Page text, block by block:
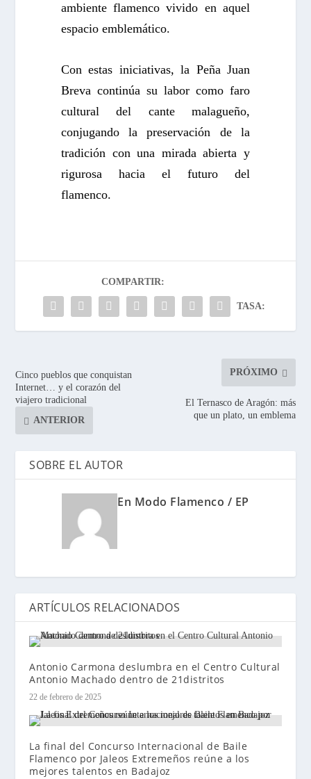
ambiente flamenco vivido en aquel
espacio emblemático.
Con estas iniciativas, la Peña Juan
Breva continúa su labor como faro
cultural del cante malagueño,
conjugando la preservación de la
tradición con una mirada abierta y
rigurosa hacia el futuro del
flamenco.
COMPARTIR:
TASA:
Cinco pueblos que conquistan
Internet… y el corazón del
viajero tradicional
ANTERIOR
PRÓXIMO
El Ternasco de Aragón: más
que un plato, un emblema
SOBRE EL AUTOR
En Modo Flamenco / EP
ARTÍCULOS RELACIONADOS
Antonio Carmona deslumbra en el Centro Cultural
Antonio Machado dentro de 21distritos
22 de febrero de 2025
La final del Concurso Internacional de Baile
Flamenco por Jaleos Extremeños reúne a los
mejores talentos en Badajoz